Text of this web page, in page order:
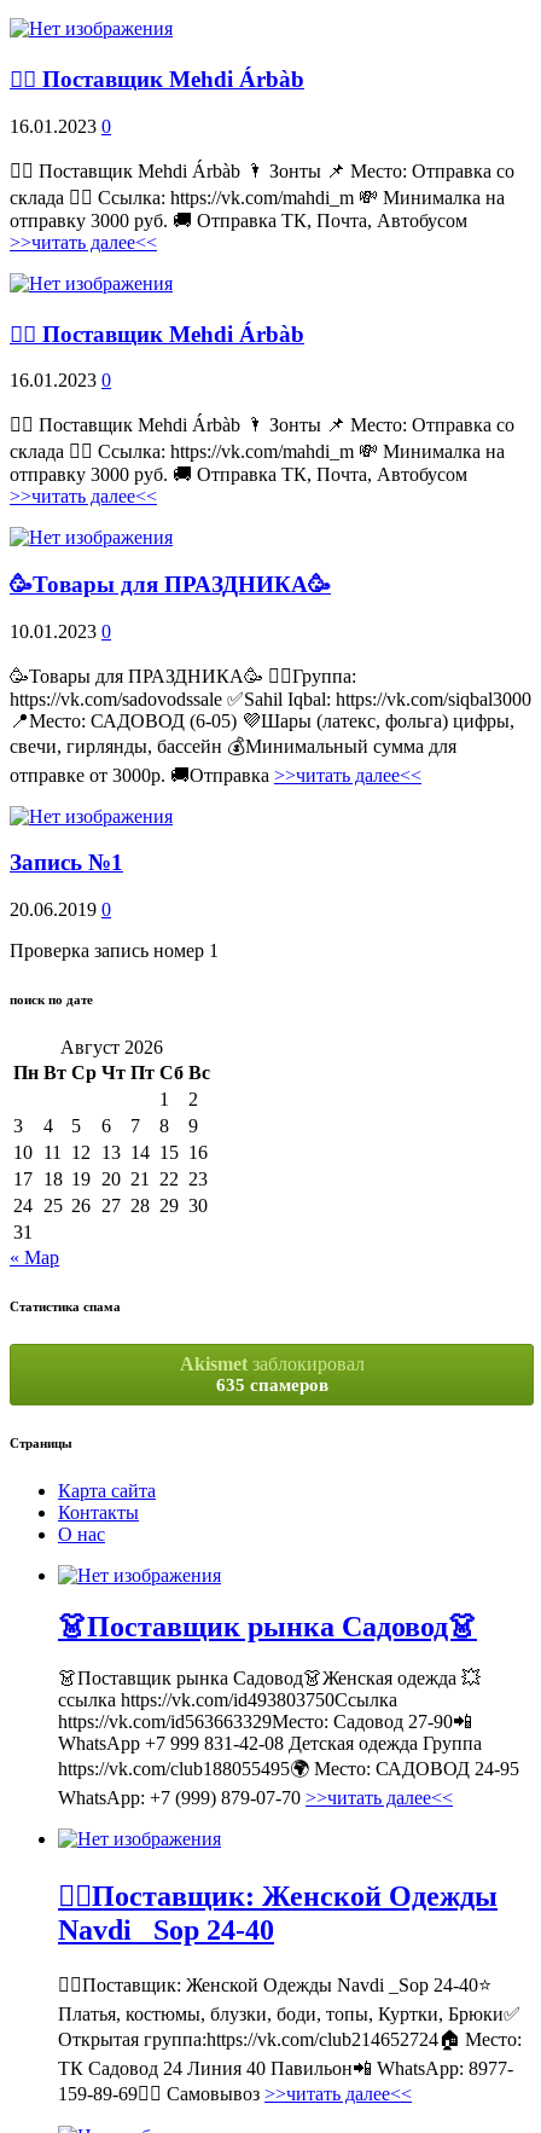
💁‍♂ Поставщик Mehdi Árbàb
16.01.2023 0
💁‍♂ Поставщик Mehdi Árbàb 🌂 Зонты 📌 Место: Отправка со
склада 👉🏻 Ссылка: https://vk.com/mahdi_m 💸 Минималка на
отправку 3000 руб. 🚚 Отправка ТК, Почта, Автобусом
>>читать далее<<
💁‍♂ Поставщик Mehdi Árbàb
16.01.2023 0
💁‍♂ Поставщик Mehdi Árbàb 🌂 Зонты 📌 Место: Отправка со
склада 👉🏻 Ссылка: https://vk.com/mahdi_m 💸 Минималка на
отправку 3000 руб. 🚚 Отправка ТК, Почта, Автобусом
>>читать далее<<
🥳Товары для ПРАЗДНИКА🥳
10.01.2023 0
🥳Товары для ПРАЗДНИКА🥳 👉🏻Группа:
https://vk.com/sadovodssale ✅Sahil Iqbal: https://vk.com/siqbal3000
📍Место: САДОВОД (6-05) 💜Шары (латекс, фольга) цифры,
свечи, гирлянды, бассейн 💰Минимальный сумма для
отправке от 3000р. 🚚Отправка >>читать далее<<
Запись №1
20.06.2019 0
Проверка запись номер 1
поиск по дате
Август 2026
Пн Вт Ср Чт Пт Сб Вс
1
2
3
4 5 6 7 8
9
10 11 12 13 14 15 16
17 18 19 20 21 22 23
24 25 26 27 28 29 30
31
« Мар
Статистика спама
Akismetзаблокировал
635 спамеров
Страницы
Карта сайта
Контакты
О нас
👗Поставщик рынка Садовод👗
👗Поставщик рынка Садовод👗Женская одежда 💥
ссылка https://vk.com/id493803750Ссылка
https://vk.com/id563663329Место: Садовод 27-90📲
WhatsApp +7 999 831-42-08 Детская одежда Группа
https://vk.com/club188055495🌍 Место: САДОВОД 24-95
WhatsApp: +7 (999) 879-07-70 >>читать далее<<
💁‍♂Поставщик: Женской Одежды
Navdi _Sop 24-40
💁‍♂Поставщик: Женской Одежды Navdi _Sop 24-40⭐
Платья, костюмы, блузки, боди, топы, Куртки, Брюки✅
Открытая группа:https://vk.com/club214652724🏠 Место:
ТК Садовод 24 Линия 40 Павильон📲 WhatsApp: 8977-
159-89-69🚶‍♀ Самовывоз >>читать далее<<